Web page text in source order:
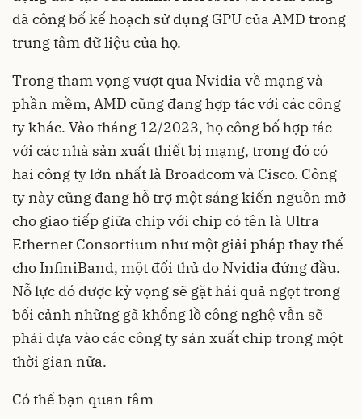
đã công bố kế hoạch sử dụng GPU của AMD trong
trung tâm dữ liệu của họ.
Trong tham vọng vượt qua Nvidia về mạng và
phần mềm, AMD cũng đang hợp tác với các công
ty khác. Vào tháng 12/2023, họ công bố hợp tác
với các nhà sản xuất thiết bị mạng, trong đó có
hai công ty lớn nhất là Broadcom và Cisco. Công
ty này cũng đang hỗ trợ một sáng kiến nguồn mở
cho giao tiếp giữa chip với chip có tên là Ultra
Ethernet Consortium như một giải pháp thay thế
cho InfiniBand, một đối thủ do Nvidia đứng đầu.
Nỗ lực đó được kỳ vọng sẽ gặt hái quả ngọt trong
bối cảnh những gã khổng lồ công nghệ vẫn sẽ
phải dựa vào các công ty sản xuất chip trong một
thời gian nữa.
Có thể bạn quan tâm